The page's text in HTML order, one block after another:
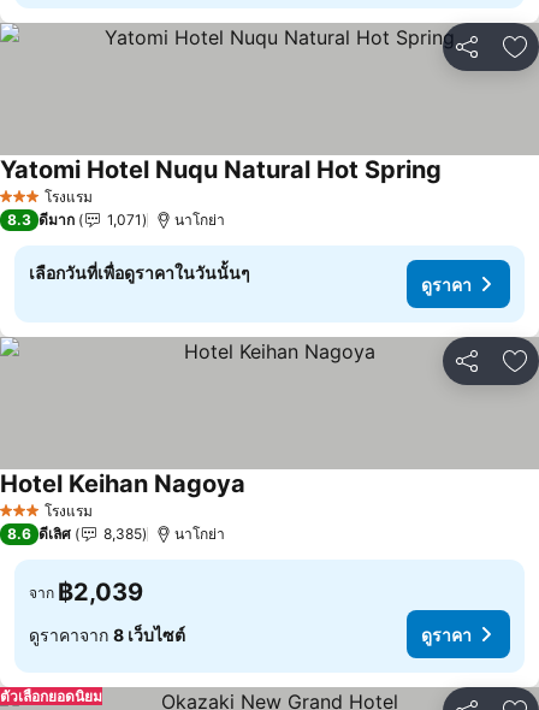
แชร์ เ
3 ดาว โรงแรม
Yatomi Hotel Nuqu Natural Hot Spring
8.3 ดีมาก 1,071 นาโกย่า
เลือกวันที่เพื่อดูราคาในวันนั้นๆ
ดูราคา
แชร์ เ
3 ดาว โรงแรม
Hotel Keihan Nagoya
8.6 ดีเลิศ 8,385 นาโกย่า
จาก ฿2,039
ดูราคาจาก 8 เว็บไซต์ ดูราคา
ตัวเลือกยอดนิยม